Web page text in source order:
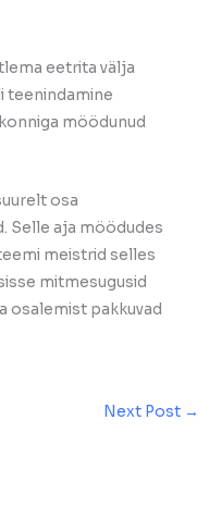
eetrita välja
teenindamine
möödunud
osa
Selle aja möödudes
meistrid selles
mitmesugusid
osalemist pakkuvad
Next Post →